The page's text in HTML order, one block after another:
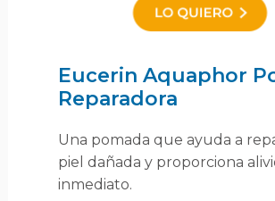
Eucerin Aquaphor
Reparadora
Una pomada que ayuda a
piel dañada y proporciona
inmediato.